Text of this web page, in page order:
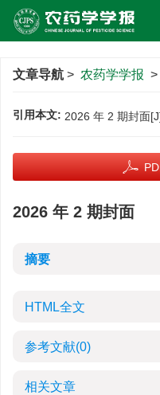
文章导航 > 农药学学报 >
引用本文: 2026 年 2 期封面
2026 年 2 期封面
摘要
HTML全文
参考文献(0)
相关文章